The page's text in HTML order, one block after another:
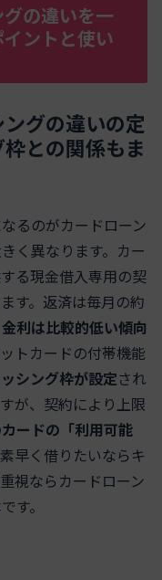
の違いを一
ントと使い
グの違いの定
との関係もま
るのがカードローン
く異なります。カー
る現金借入専用の契
す。返済は毎月の約
金利は比較的低い傾向
トカードの付帯機能
シング枠が設定され
が、契約により上限
ードの「利用可能
早く借りたいならキ
視ならカードローン
す。